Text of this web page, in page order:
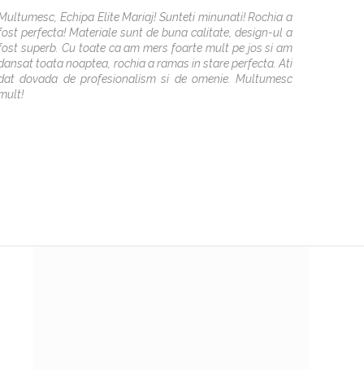
Echipa Elite Mariaj! Sunteti minunati! Rochia a
perfecta! Materiale sunt de buna calitate, design-ul a
superb. Cu toate ca am mers foarte mult pe jos si am
toata noaptea, rochia a ramas in stare perfecta. Ati
dovada de profesionalism si de omenie. Multumesc